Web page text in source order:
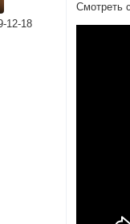
12-18
Смотреть